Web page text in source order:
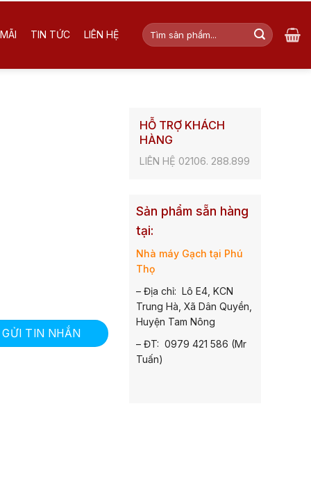
TIN TỨC LIÊN HỆ
Tìm
kiếm:
GỬI TIN NHẮN
HỖ TRỢ KHÁCH
HÀNG
LIÊN HỆ 02106. 288.899
Sản phẩm sẵn hàng
tại:
Nhà máy Gạch tại Phú
Thọ
– Địa chỉ: Lô E4, KCN
Trung Hà, Xã Dân Quyền,
Huyện Tam Nông
– ĐT: 0979 421 586 (Mr
Tuấn)